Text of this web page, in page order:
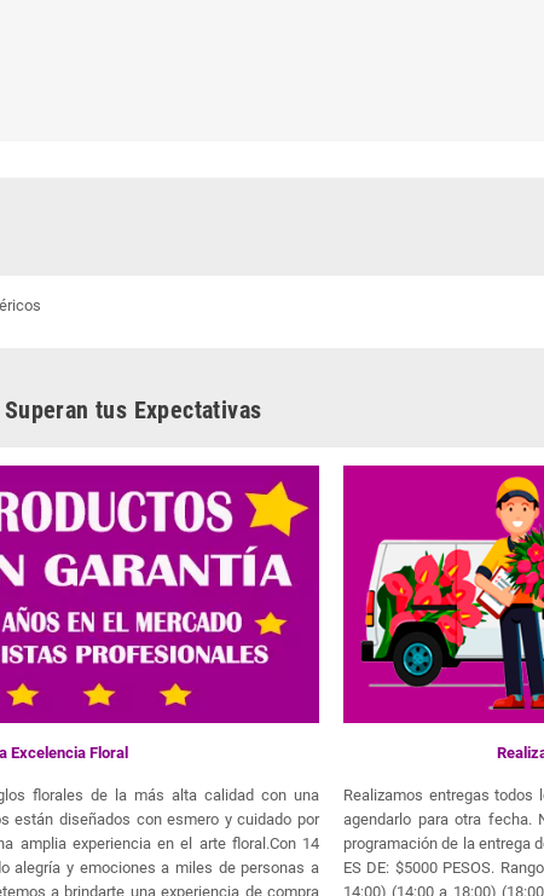
tus Expectativas
Excelencia Floral
florales de la más alta calidad con una
están diseñados con esmero y cuidado por
amplia experiencia en el arte floral.Con 14
alegría y emociones a miles de personas a
a brindarte una experiencia de compra
Realizamos entregas
agendarlo para otra fecha.
programación de la entrega
ES DE: $5000 PESOS.
14:00) (14:00 a 18:00)